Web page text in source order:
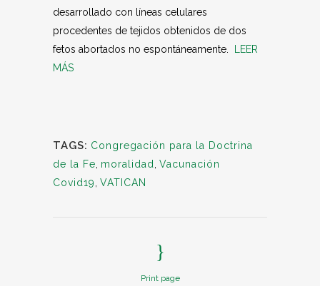
desarrollado con líneas celulares
procedentes de tejidos obtenidos de dos
fetos abortados no espontáneamente.
LEER
MÁS
TAGS: Congregación para la Doctrina
de la Fe moralidad
Vacunación
Covid19 VATICAN
Print page